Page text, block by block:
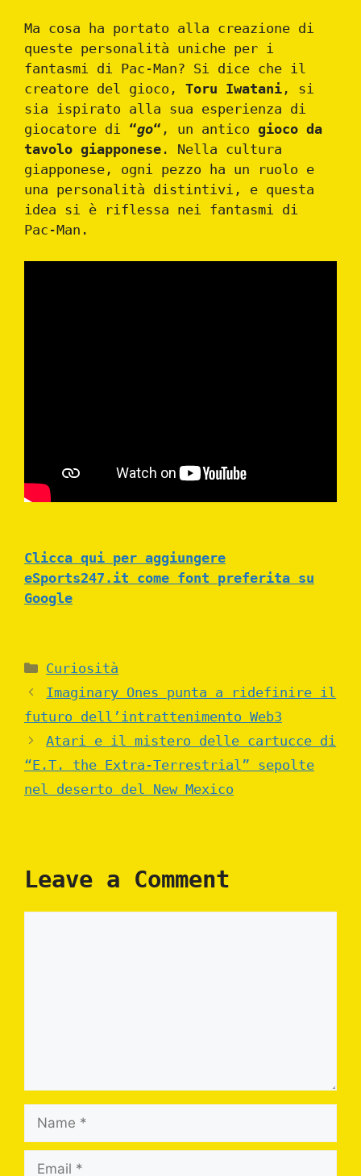
Ma cosa ha portato alla creazione di
queste personalità uniche per i
fantasmi di Pac-Man? Si dice che il
creatore del gioco, Toru Iwatani , si
sia ispirato alla sua esperienza di
giocatore di “go“ , un antico gioco da
tavolo giapponese . Nella cultura
giapponese, ogni pezzo ha un ruolo e
una personalità distintivi, e questa
idea si è riflessa nei fantasmi di
Pac-Man.
Clicca qui per aggiungere
eSports247.it come font preferita su
Google
Categories
Curiosità
Imaginary Ones punta a ridefinire il
futuro dell’intrattenimento Web3
Atari e il mistero delle cartucce di
“E.T. the Extra-Terrestrial” sepolte
nel deserto del New Mexico
Leave a Comment
Name
Email